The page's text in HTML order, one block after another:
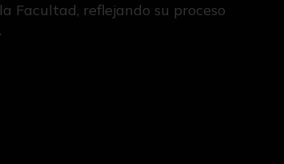
Facultad, reflejando su proceso